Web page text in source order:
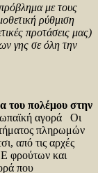
με τους
ρύθμιση
προτάσεις μας)
γης σε όλη την
του πολέμου στην
αγορά Οι
πληρωμών
από τις αρχές
φρούτων και
που